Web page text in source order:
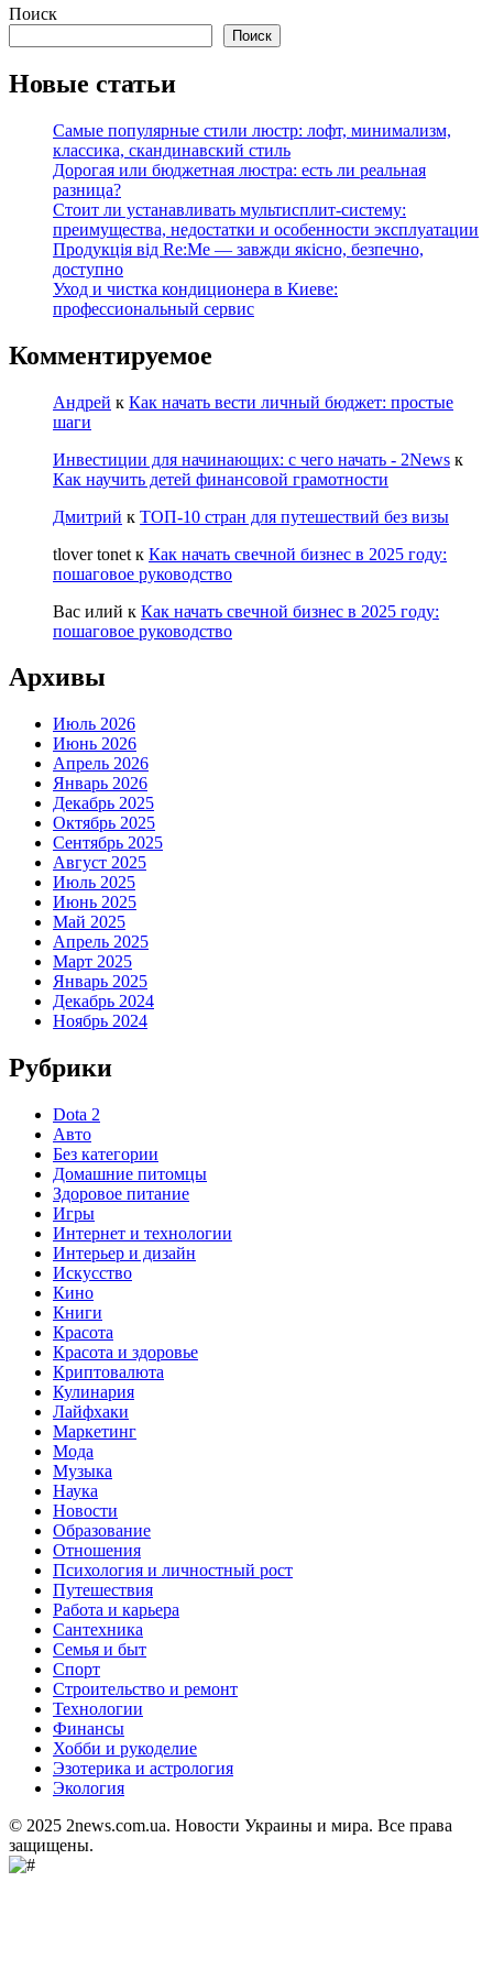
Поиск
Поиск
Новые статьи
Самые популярные стили люстр: лофт, минимализм,
классика, скандинавский стиль
Дорогая или бюджетная люстра: есть ли реальная
разница?
Стоит ли устанавливать мультисплит-систему:
преимущества, недостатки и особенности эксплуатации
Продукція від Re:Me — завжди якісно, безпечно,
доступно
Уход и чистка кондиционера в Киеве:
профессиональный сервис
Комментируемое
Андрей к Как начать вести личный бюджет: простые
шаги
Инвестиции для начинающих: с чего начать - 2News к
Как научить детей финансовой грамотности
Дмитрий к ТОП-10 стран для путешествий без визы
tlover tonet к Как начать свечной бизнес в 2025 году:
пошаговое руководство
Вас илий к Как начать свечной бизнес в 2025 году:
пошаговое руководство
Архивы
Июль 2026
Июнь 2026
Апрель 2026
Январь 2026
Декабрь 2025
Октябрь 2025
Сентябрь 2025
Август 2025
Июль 2025
Июнь 2025
Май 2025
Апрель 2025
Март 2025
Январь 2025
Декабрь 2024
Ноябрь 2024
Рубрики
Dota 2
Авто
Без категории
Домашние питомцы
Здоровое питание
Игры
Интернет и технологии
Интерьер и дизайн
Искусство
Кино
Книги
Красота
Красота и здоровье
Криптовалюта
Кулинария
Лайфхаки
Маркетинг
Мода
Музыка
Наука
Новости
Образование
Отношения
Психология и личностный рост
Путешествия
Работа и карьера
Сантехника
Семья и быт
Спорт
Строительство и ремонт
Технологии
Финансы
Хобби и рукоделие
Эзотерика и астрология
Экология
© 2025 2news.com.ua. Новости Украины и мира. Все права
защищены.